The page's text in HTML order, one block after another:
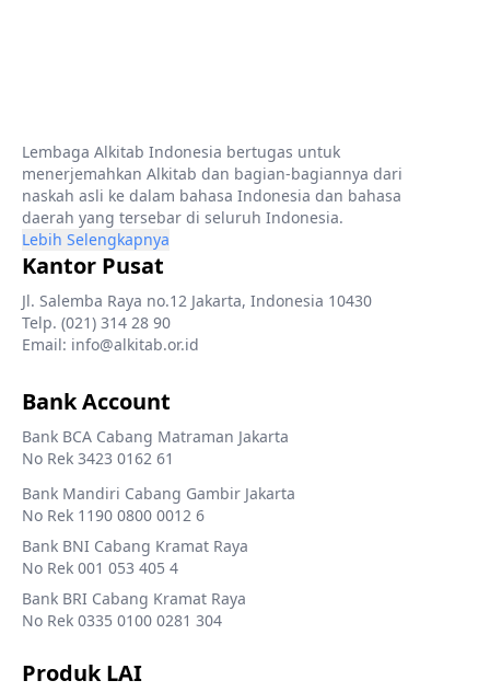
Lembaga Alkitab Indonesia bertugas untuk
menerjemahkan Alkitab dan bagian-bagiannya dari
naskah asli ke dalam bahasa Indonesia dan bahasa
daerah yang tersebar di seluruh Indonesia.
Lebih Selengkapnya
Kantor Pusat
Jl. Salemba Raya no.12 Jakarta, Indonesia 10430
Telp. (021) 314 28 90
Email: info@alkitab.or.id
Bank Account
Bank BCA Cabang Matraman Jakarta
No Rek 3423 0162 61
Bank Mandiri Cabang Gambir Jakarta
No Rek 1190 0800 0012 6
Bank BNI Cabang Kramat Raya
No Rek 001 053 405 4
Bank BRI Cabang Kramat Raya
No Rek 0335 0100 0281 304
Produk LAI